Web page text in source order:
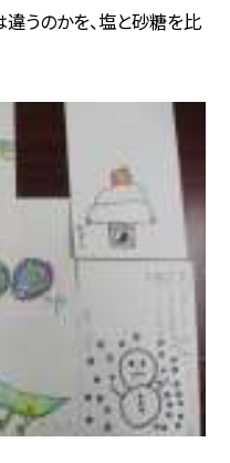
うのかを、塩と砂糖を比